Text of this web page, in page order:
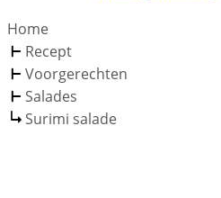
Home
Recept
Voorgerechten
Salades
Surimi salade